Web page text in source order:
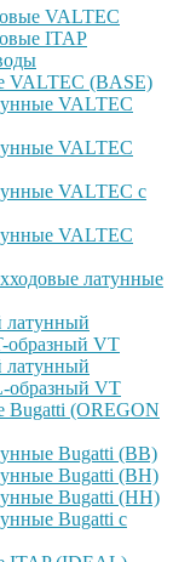
VALTEC
ITAP
VALTEC (BASE)
VALTEC
VALTEC
VALTEC с
VALTEC
латунные
латунный
образный VT
латунный
образный VT
Bugatti (OREGON
Bugatti (ВВ)
Bugatti (ВН)
Bugatti (НН)
Bugatti с